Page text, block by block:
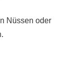
Nüssen oder